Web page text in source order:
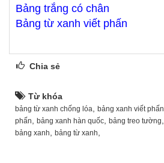
Bảng trắng có chân
Bảng từ xanh viết phấn
Chia sẻ
Từ khóa
bảng từ xanh chống lóa bảng xanh viết phấn
phấn
bảng xanh hàn quốc bảng treo tường
bảng xanh bảng từ xanh